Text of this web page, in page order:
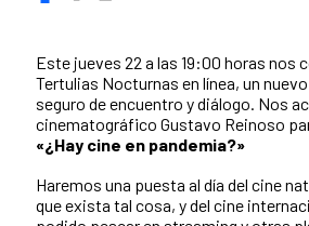
Este jueves 22 a las 19:00 horas nos
Tertulias Nocturnas en línea, un
seguro de encuentro y diálogo. Nos
cinematográfico Gustavo Reinoso
«¿Hay cine en pandemia?»
Haremos una puesta al día del cine
que exista tal cosa, y del cine